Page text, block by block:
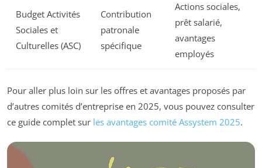
Budget Activités
Sociales et
Culturelles (ASC)
Contribution
patronale
spécifique
Actions sociales,
prêt salarié,
avantages
employés
Pour aller plus loin sur les offres et avantages proposés par
d’autres comités d’entreprise en 2025, vous pouvez consulter
ce guide complet sur les avantages comité Assystem 2025.